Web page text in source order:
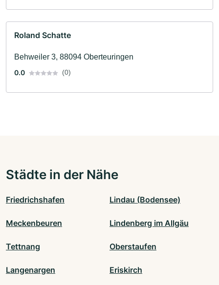
Roland Schatte
Behweiler 3, 88094 Oberteuringen
0.0
(0)
Städte in der Nähe
Friedrichshafen Lindau (Bodensee)
Meckenbeuren Lindenberg im Allgäu
Tettnang Oberstaufen
Langenargen Eriskirch